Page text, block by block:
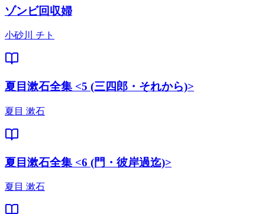
ゾンビ回収婦
小砂川 チト
夏目漱石全集 <5 (三四郎・それから)>
夏目 漱石
夏目漱石全集 <6 (門・彼岸過迄)>
夏目 漱石